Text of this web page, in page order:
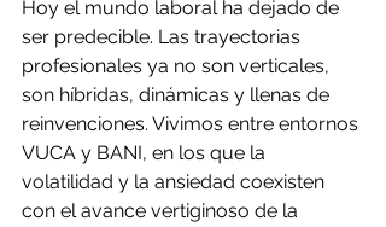
Hoy el mundo laboral ha dejado de
ser predecible. Las trayectorias
profesionales ya no son verticales,
son híbridas, dinámicas y llenas de
reinvenciones. Vivimos entre entornos
VUCA y BANI, en los que la
volatilidad y la ansiedad coexisten
con el avance vertiginoso de la